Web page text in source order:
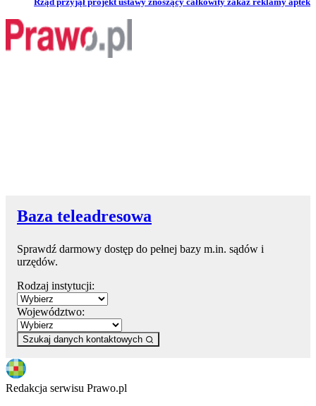
Baza teleadresowa
Sprawdź darmowy dostęp do pełnej bazy m.in. sądów i
urzędów.
Rodzaj instytucji:
Województwo:
Szukaj danych kontaktowych
Redakcja serwisu Prawo.pl